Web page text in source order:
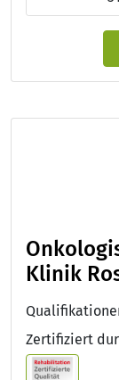
Klinik
Zertifiziert